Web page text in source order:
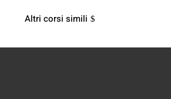
Altri corsi simili